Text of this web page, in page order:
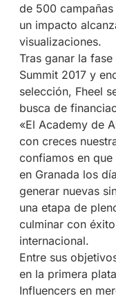
de 500
un impacto
visualizaciones.
Tras ganar la
Summit 2017 y
selección, Fheel
busca de
«El Academy de
con creces
confiamos en
en Granada los
generar nuevas
una etapa de
culminar con
internacional.
Entre sus
en la primera
Influencers en